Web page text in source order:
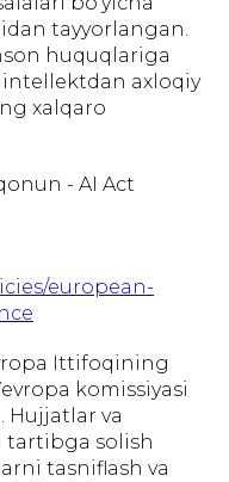
tayyorlangan.
huquqlariga
intellektdan axloqiy
xalqaro
- AI Act
european-
Ittifoqining
komissiyasi
va
tartibga solish
tasniflash va